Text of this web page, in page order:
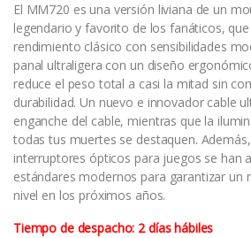
El MM720 es una versión liviana de un
legendario y favorito de los fanáticos,
rendimiento clásico con sensibilidades
panal ultraligera con un diseño
reduce el peso total a casi la mitad sin
durabilidad. Un nuevo e innovador cable
enganche del cable, mientras que la
todas tus muertes se destaquen.
interruptores ópticos para juegos se han
estándares modernos para garantizar un
nivel en los próximos años.
Tiempo de despacho: 2 días hábiles